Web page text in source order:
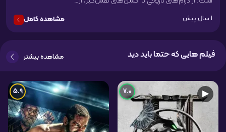
1 سال پیش مشاهده کامل
فیلم هایی که حتما باید دید مشاهده بیشتر
▶
7.0
5.9